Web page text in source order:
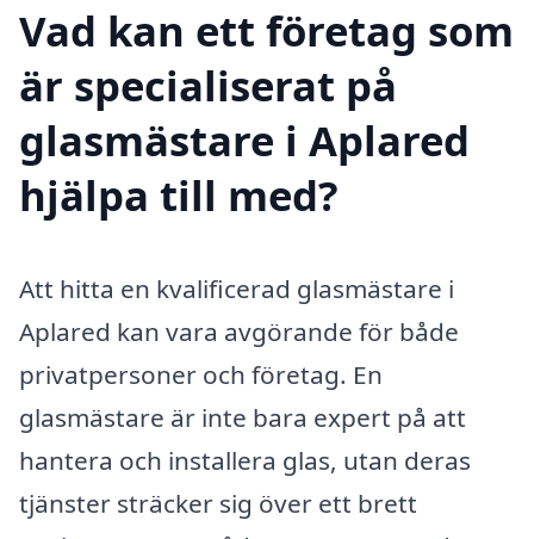
Vad kan ett företag som
är specialiserat på
glasmästare i Aplared
hjälpa till med?
Att hitta en kvalificerad glasmästare i
Aplared kan vara avgörande för både
privatpersoner och företag. En
glasmästare är inte bara expert på att
hantera och installera glas, utan deras
tjänster sträcker sig över ett brett